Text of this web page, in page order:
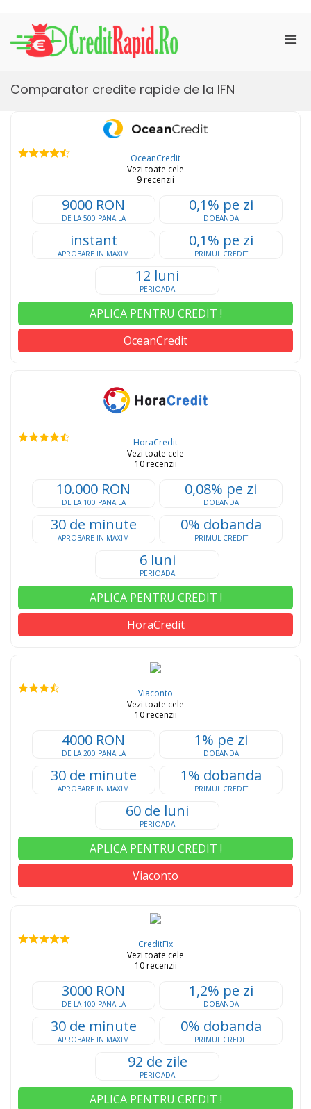
content
CreditRapid.ro
Comparator credite rapide de la IFN
OceanCredit
Vezi toate cele
9 recenzii
9000 RON
DE LA 500 PANA LA
0,1% pe zi
DOBANDA
instant
APROBARE IN MAXIM
0,1% pe zi
PRIMUL CREDIT
12 luni
PERIOADA
APLICA PENTRU CREDIT !
OceanCredit
HoraCredit
Vezi toate cele
10 recenzii
10.000 RON
DE LA 100 PANA LA
0,08% pe zi
DOBANDA
30 de minute
APROBARE IN MAXIM
0% dobanda
PRIMUL CREDIT
6 luni
PERIOADA
APLICA PENTRU CREDIT !
HoraCredit
Viaconto
Vezi toate cele
10 recenzii
4000 RON
DE LA 200 PANA LA
1% pe zi
DOBANDA
30 de minute
APROBARE IN MAXIM
1% dobanda
PRIMUL CREDIT
60 de luni
PERIOADA
APLICA PENTRU CREDIT !
Viaconto
CreditFix
Vezi toate cele
10 recenzii
3000 RON
DE LA 100 PANA LA
1,2% pe zi
DOBANDA
30 de minute
APROBARE IN MAXIM
0% dobanda
PRIMUL CREDIT
92 de zile
PERIOADA
APLICA PENTRU CREDIT !